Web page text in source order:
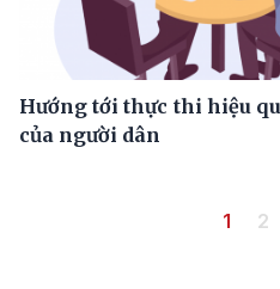
Hướng tới thực thi hiệu
của người dân
Trang
1 2